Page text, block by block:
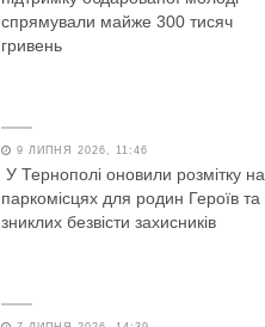
спрямували майже 300 тисяч
гривень
9 ЛИПНЯ 2026, 11:46
У Тернополі оновили розмітку на
паркомісцях для родин Героїв та
зниклих безвісти захисників